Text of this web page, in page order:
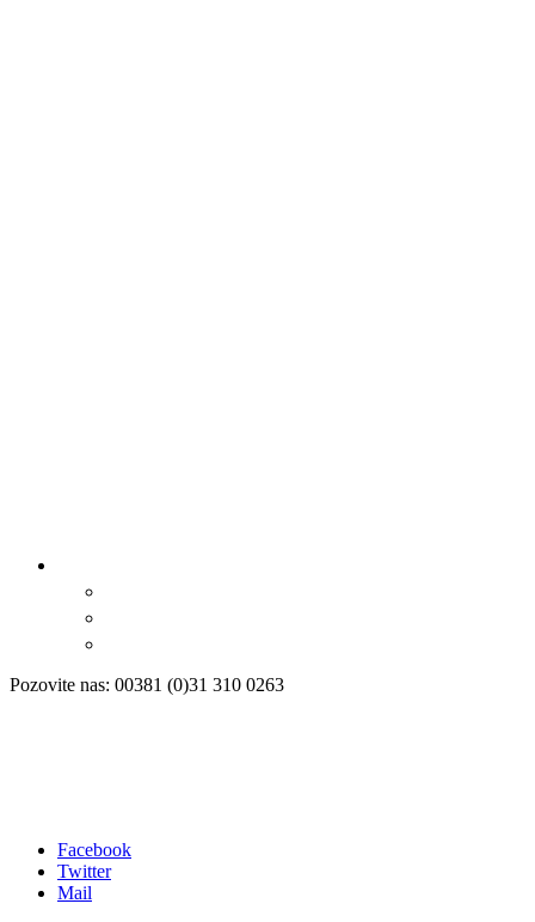
Pozovite nas: 00381 (0)31 310 0263
Facebook
Twitter
Mail